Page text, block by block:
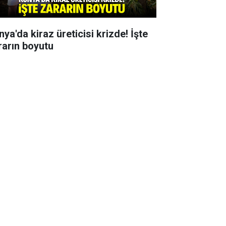
kiraz üreticisi krizde! İşte
boyutu